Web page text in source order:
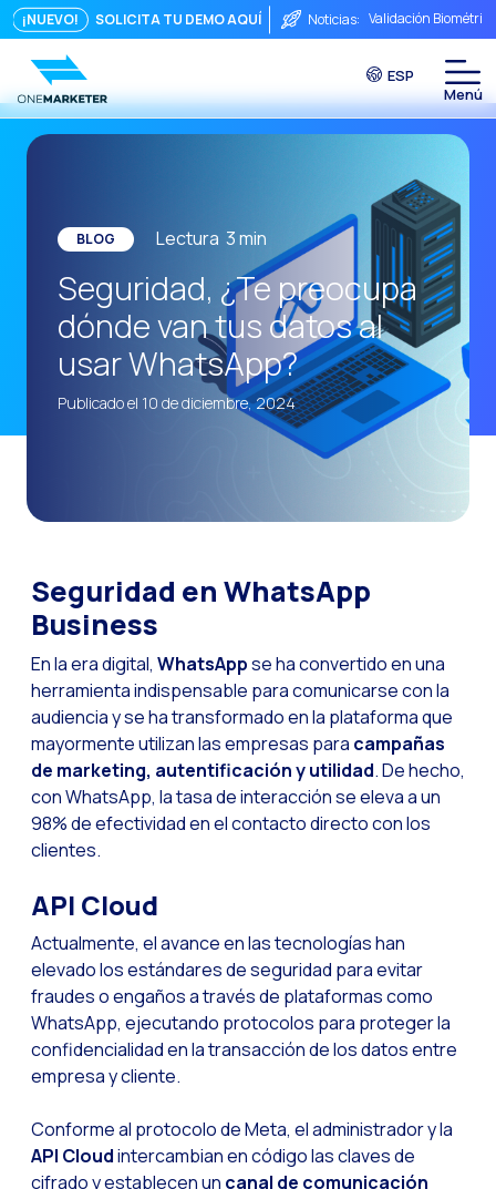
¡NUEVO! SOLICITA TU DEMO AQUÍ Noticias: Validación
Puntos de
Seguridad, ¿Te
Del chat a la
Integrar no es
El ROI de una
Conversational
WhatsApp no es
El fin del embudo
Maximizando el
Canal de Voz
Automatización:
WhatsApp
Recarting: La
Inteligencia
Impulsa tus
Implementa
Optimiza la
WiReview &
La voz del cliente: el
ESP
BLOG Lectura 3min
Seguridad, ¿Te preocupa
dónde van tus datos al
usar WhatsApp?
Publicado el 10 de diciembre, 2024
Seguridad en WhatsApp
Business
En la era digital, WhatsAppse ha convertido en una
herramienta indispensable para comunicarse con la
audiencia y se ha transformado en la plataforma que
mayormente utilizan las empresas para campañas
de marketing, autentificación y utilidad. De hecho,
con WhatsApp, la tasa de interacción se eleva a un
98% de efectividad en el contacto directo con los
clientes.
API Cloud
Actualmente, el avance en las tecnologías han
elevado los estándares de seguridad para evitar
fraudes o engaños a través de plataformas como
WhatsApp, ejecutando protocolos para proteger la
confidencialidad en la transacción de los datos entre
empresa y cliente.
Conforme al protocolo de Meta, el administrador y la
API Cloudintercambian en código las claves de
cifrado y establecen un canal de comunicación